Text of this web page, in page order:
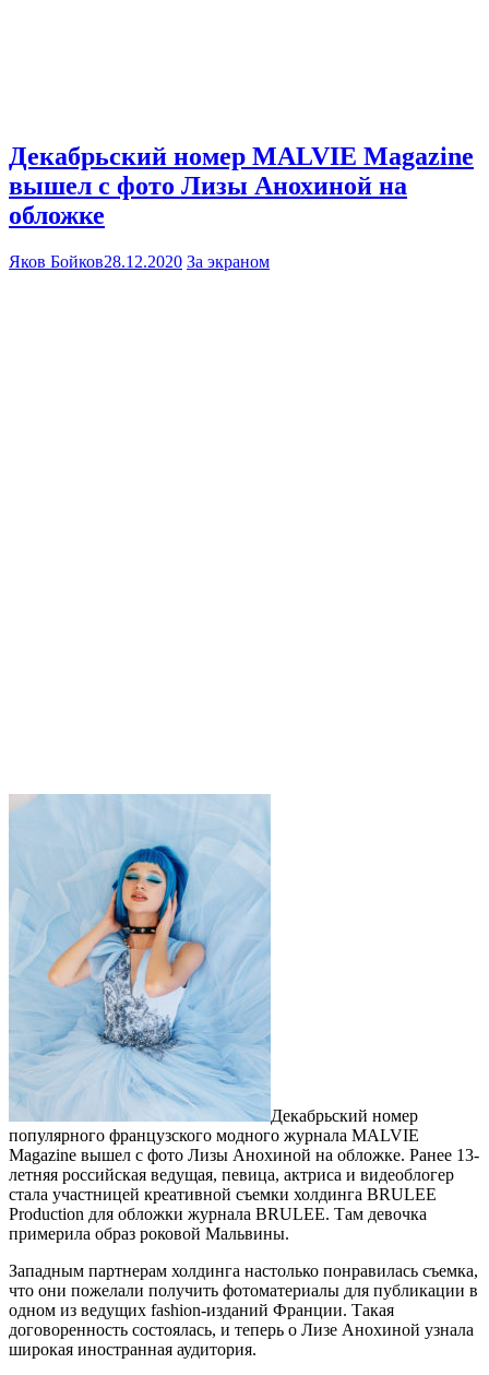
Декабрьский номер MALVIE Magazine
вышел с фото Лизы Анохиной на
обложке
Яков Бойков28.12.2020 За экраном
Декабрьский номер
популярного французского модного журнала MALVIE
Magazine вышел с фото Лизы Анохиной на обложке. Ранее 13-
летняя российская ведущая, певица, актриса и видеоблогер
стала участницей креативной съемки холдинга BRULEE
Production для обложки журнала BRULEE. Там девочка
примерила образ роковой Мальвины.
Западным партнерам холдинга настолько понравилась съемка,
что они пожелали получить фотоматериалы для публикации в
одном из ведущих fashion-изданий Франции. Такая
договоренность состоялась, и теперь о Лизе Анохиной узнала
широкая иностранная аудитория.